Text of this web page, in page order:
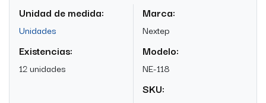
Unidad de medida:
Unidades
Existencias:
12 unidades
Marca:
Nextep
Modelo:
NE-118
SKU: